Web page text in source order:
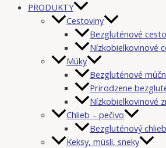
PRODUKTY
Cestoviny
Bezgluténové
Nízkobielkovinové
Múky
Bezgluténové
Prirodzene
Nízkobielkovinové
Chlieb – pečivo
Bezgluténový
Keksy, müsli, sneky